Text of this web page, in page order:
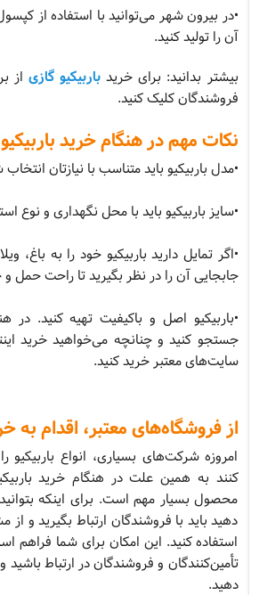
•در بیرون شهر می‌توانید با استفاده از
آن را تولید کنید.
بیشتر بدانید: برای خریدباربیکیو گازیاز
فروشندگان کلیک کنید.
نکات مهم در هنگام خرید باربیکیو
•مدل باربیکیو باید متناسب با نیازتان انتخاب
•سایز باربیکیو باید با محل نگهداری و نوع
•اگر تمایل دارید باربیکیو خود را به باغ،
جابجایی آن را در نظر بگیرید تا راحت حمل و
•باربیکیو اصل و باکیفیت تهیه کنید. در
جستجو کنید و چنانچه می‌خواهید خرید
سایت‌های معتبر خرید کنید.
از فروشگاه‌های معتبر، اقدام به
امروزه شرکت‌های بسیاری، انواع باربیکیو را
کنند به همین علت در هنگام خرید
محصول بسیار مهم است. برای اینکه
دهید باید با فروشندگان ارتباط بگیرید و از
استفاده کنید. این امکان برای شما فراهم
تأمین‌کنندگان و فروشندگان در ارتباط باشید و
دهید.